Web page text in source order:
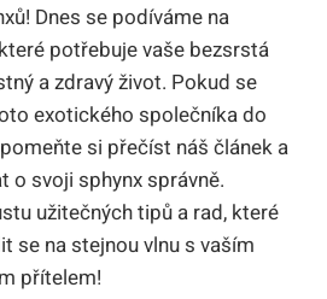
Dnes se podíváme na
potřebuje vaše bezsrstá
a zdravý život. Pokud se
exotického společníka do
si přečíst náš článek a
o svoji sphynx správně.
užitečných tipů a rad, které
se na stejnou vlnu s vaším
přítelem!